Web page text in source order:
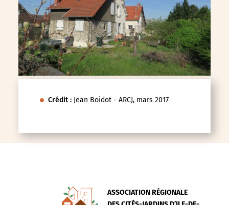
Crédit : Jean Boidot - ARCJ, mars 2017
ASSOCIATION RÉGIONALE